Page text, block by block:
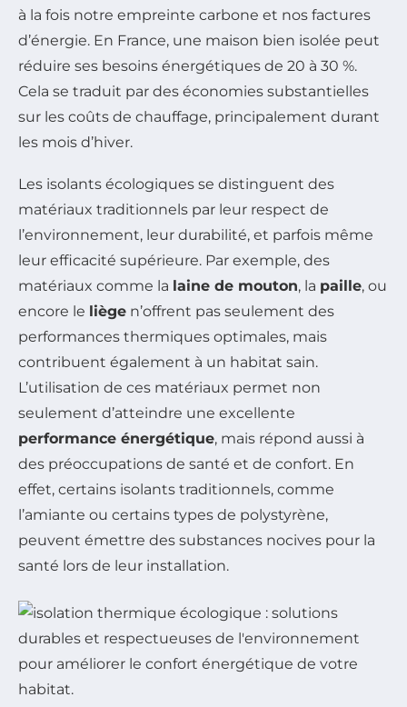
à la fois notre empreinte carbone et nos factures
d’énergie. En France, une maison bien isolée peut
réduire ses besoins énergétiques de 20 à 30 %.
Cela se traduit par des économies substantielles
sur les coûts de chauffage, principalement durant
les mois d’hiver.
Les isolants écologiques se distinguent des
matériaux traditionnels par leur respect de
l’environnement, leur durabilité, et parfois même
leur efficacité supérieure. Par exemple, des
matériaux comme la laine de mouton, la paille, ou
encore le liège n’offrent pas seulement des
performances thermiques optimales, mais
contribuent également à un habitat sain.
L’utilisation de ces matériaux permet non
seulement d’atteindre une excellente
performance énergétique, mais répond aussi à
des préoccupations de santé et de confort. En
effet, certains isolants traditionnels, comme
l’amiante ou certains types de polystyrène,
peuvent émettre des substances nocives pour la
santé lors de leur installation.